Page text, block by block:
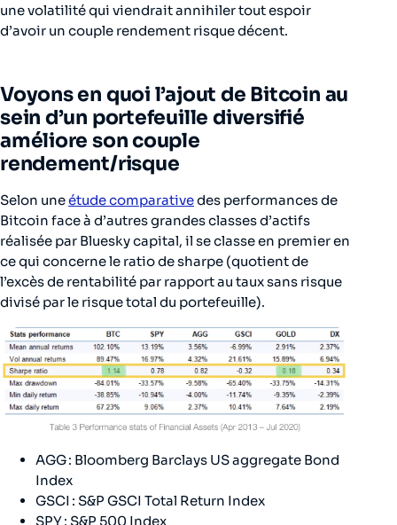
une volatilité qui viendrait annihiler tout espoir
d’avoir un couple rendement risque décent.
Voyons en quoi l’ajout de Bitcoin au
sein d’un portefeuille diversifié
améliore son couple
rendement/risque
Selon uneétude comparativedes performances de
Bitcoin face à d’autres grandes classes d’actifs
réalisée par Bluesky capital, il se classe en premier en
ce qui concerne le ratio de sharpe (quotient de
l’excès de rentabilité par rapport au taux sans risque
divisé par le risque total du portefeuille).
AGG : Bloomberg Barclays US aggregate Bond
Index
GSCI : S&P GSCI Total Return Index
SPY : S&P 500 Index